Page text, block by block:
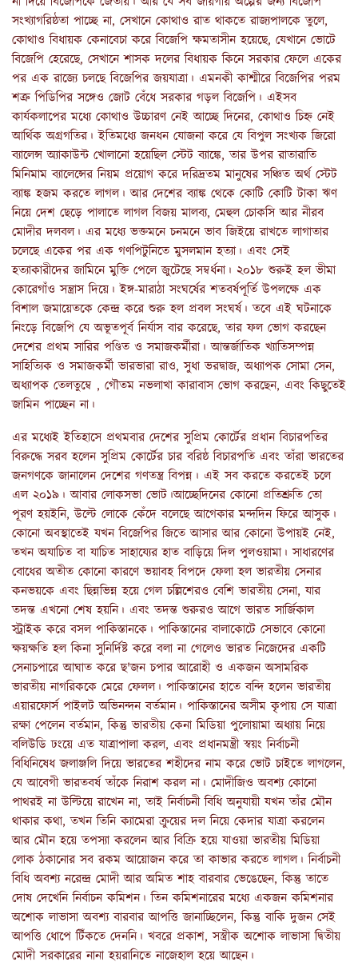
সংখ্যাগরিষ্ঠতা পাচ্ছে না, সেখানে কোথাও রাত থাকতে রাজ্যপালকে তুলে,
কোথাও বিধায়ক কেনাবেচা করে বিজেপি ক্ষমতাসীন হয়েছে, যেখানে ভোটে
বিজেপি হেরেছে, সেখানে শাসক দলের বিধায়ক কিনে সরকার ফেলে একের
পর এক রাজ্যে চলছে বিজেপির জয়যাত্রা। এমনকী কাশ্মীরে বিজেপির পরম
শত্রু পিডিপির সঙ্গেও জোট বেঁধে সরকার গড়ল বিজেপি। এইসব
কার্যকলাপের মধ্যে কোথাও উচ্চারণ নেই আচ্ছে দিনের, কোথাও চিহ্ন নেই
আর্থিক অগ্রগতির। ইতিমধ্যে জনধন যোজনা করে যে বিপুল সংখ্যক জিরো
ব্যালেন্স অ্যাকাউন্ট খোলানো হয়েছিল স্টেট ব্যাঙ্কে, তার উপর রাতারাতি
মিনিমাম ব্যালেন্সের নিয়ম প্রয়োগ করে দরিদ্রতম মানুষের সঞ্চিত অর্থ স্টেট
ব্যাঙ্ক হজম করতে লাগল। আর দেশের ব্যাঙ্ক থেকে কোটি কোটি টাকা ঋণ
নিয়ে দেশ ছেড়ে পালাতে লাগল বিজয় মালব্য, মেহুল চোকসি আর নীরব
মোদীর দলবল। এর মধ্যে ভক্তমনে চনমনে ভাব জিইয়ে রাখতে লাগাতার
চলেছে একের পর এক গণপিটুনিতে মুসলমান হত্যা। এবং সেই
হত্যাকারীদের জামিনে মুক্তি পেলে জুটেছে সম্বর্ধনা। ২০১৮ শুরুই হল ভীমা
কোরেগাঁও সন্ত্রাস দিয়ে। ইঙ্গ-মারাঠা সংঘর্ষের শতবর্ষপূর্তি উপলক্ষে এক
বিশাল জমায়েতকে কেন্দ্র করে শুরু হল প্রবল সংঘর্ষ। তবে এই ঘটনাকে
নিংড়ে বিজেপি যে অভূতপূর্ব নির্যাস বার করেছে, তার ফল ভোগ করছেন
দেশের প্রথম সারির পণ্ডিত ও সমাজকর্মীরা। আন্তর্জাতিক খ্যাতিসম্পন্ন
সাহিত্যিক ও সমাজকর্মী ভারভারা রাও, সুধা ভরদ্বাজ, অধ্যাপক সোমা সেন,
অধ্যাপক তেলতুম্বে , গৌতম নভলাখা কারাবাস ভোগ করছেন, এবং কিছুতেই
জামিন পাচ্ছেন না।
এর মধ্যেই ইতিহাসে প্রথমবার দেশের সুপ্রিম কোর্টের প্রধান বিচারপতির
বিরুদ্ধে সরব হলেন সুপ্রিম কোর্টের চার বরিষ্ঠ বিচারপতি এবং তাঁরা ভারতের
জনগণকে জানালেন দেশের গণতন্ত্র বিপন্ন। এই সব করতে করতেই চলে
এল ২০১৯। আবার লোকসভা ভোট।আচ্ছেদিনের কোনো প্রতিশ্রুতি তো
পূরণ হয়ইনি, উল্টে লোকে কেঁদে বলেছে আগেকার মন্দদিন ফিরে আসুক।
কোনো অবস্থাতেই যখন বিজেপির জিতে আসার আর কোনো উপায়ই নেই,
তখন অযাচিত বা যাচিত সাহায্যের হাত বাড়িয়ে দিল পুলওয়ামা। সাধারণের
বোধের অতীত কোনো কারণে ভয়াবহ বিপদে ফেলা হল ভারতীয় সেনার
কনভয়কে এবং ছিন্নভিন্ন হয়ে গেল চল্লিশেরও বেশি ভারতীয় সেনা, যার
তদন্ত এখনো শেষ হয়নি। এবং তদন্ত শুরুরও আগে ভারত সার্জিকাল
স্ট্রাইক করে বসল পাকিস্তানকে। পাকিস্তানের বালাকোটে সেভাবে কোনো
ক্ষয়ক্ষতি হল কিনা সুনির্দিষ্ট করে বলা না গেলেও ভারত নিজেদের একটি
সেনাচপারে আঘাত করে ছ'জন চপার আরোহী ও একজন অসামরিক
ভারতীয় নাগরিককে মেরে ফেলল। পাকিস্তানের হাতে বন্দি হলেন ভারতীয়
এয়ারফোর্স পাইলট অভিনন্দন বর্তমান। পাকিস্তানের অসীম কৃপায় সে যাত্রা
রক্ষা পেলেন বর্তমান, কিন্তু ভারতীয় কেনা মিডিয়া পুলোয়ামা অধ্যায় নিয়ে
বলিউডি ঢংয়ে এত যাত্রাপালা করল, এবং প্রধানমন্ত্রী স্বয়ং নির্বাচনী
বিধিনিষেধ জলাঞ্জলি দিয়ে ভারতের শহীদের নাম করে ভোট চাইতে লাগলেন,
যে আবেগী ভারতবর্ষ তাঁকে নিরাশ করল না। মোদীজিও অবশ্য কোনো
পাথরই না উল্টিয়ে রাখেন না, তাই নির্বাচনী বিধি অনুযায়ী যখন তাঁর মৌন
থাকার কথা, তখন তিনি ক্যামেরা ক্রুয়ের দল নিয়ে কেদার যাত্রা করলেন
আর মৌন হয়ে তপস্যা করলেন আর বিক্রি হয়ে যাওয়া ভারতীয় মিডিয়া
লোক ঠকানোর সব রকম আয়োজন করে তা কাভার করতে লাগল। নির্বাচনী
বিধি অবশ্য নরেন্দ্র মোদী আর অমিত শাহ বারবার ভেঙেছেন, কিন্তু তাতে
দোষ দেখেনি নির্বাচন কমিশন। তিন কমিশনারের মধ্যে একজন কমিশনার
অশোক লাভাসা অবশ্য বারবার আপত্তি জানাচ্ছিলেন, কিন্তু বাকি দুজন সেই
আপত্তি ধোপে টিঁকতে দেননি। খবরে প্রকাশ, সস্ত্রীক অশোক লাভাসা দ্বিতীয়
মোদী সরকারের নানা হয়রানিতে নাজেহাল হয়ে আছেন।